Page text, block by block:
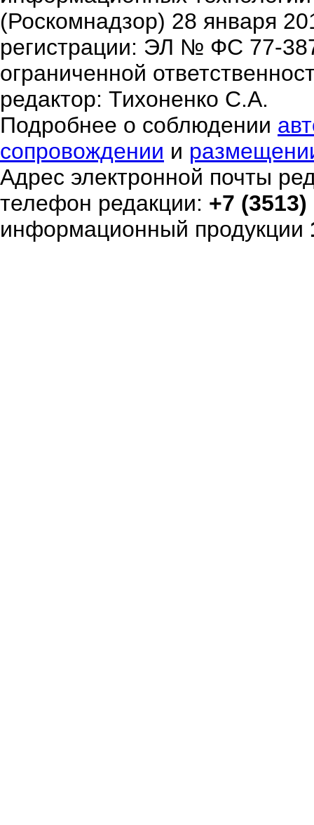
(Роскомнадзор) 28 января
регистрации: ЭЛ № ФС 77-
ограниченной
редактор: Тихоненко С.А.
Подробнее о соблюдении
сопровождении и
Адрес электронной почты
телефон редакции: +7
информационный продукции